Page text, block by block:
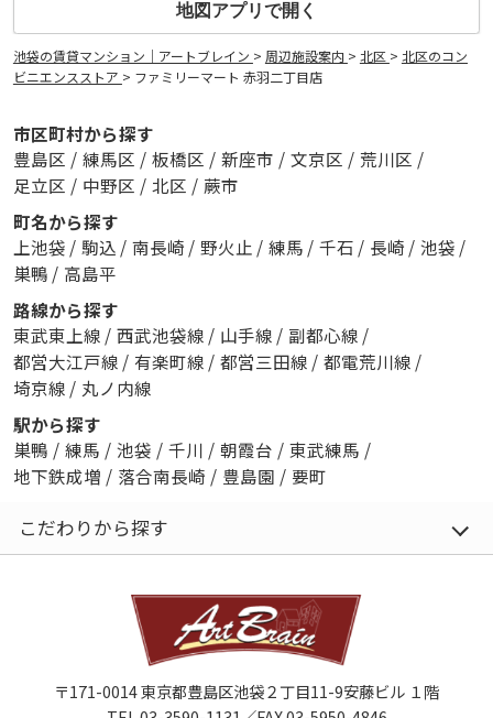
地図アプリで開く
池袋の賃貸マンション｜アートブレイン > 周辺施設案内 > 北区 > 北区のコン
ビニエンスストア > ファミリーマート 赤羽二丁目店
市区町村から探す
豊島区 / 練馬区 / 板橋区 / 新座市 / 文京区 / 荒川区 /
足立区 / 中野区 / 北区 / 蕨市
町名から探す
上池袋 / 駒込 / 南長崎 / 野火止 / 練馬 / 千石 / 長崎 / 池袋 /
巣鴨 / 高島平
路線から探す
東武東上線 / 西武池袋線 / 山手線 / 副都心線 /
都営大江戸線 / 有楽町線 / 都営三田線 / 都電荒川線 /
埼京線 / 丸ノ内線
駅から探す
巣鴨 / 練馬 / 池袋 / 千川 / 朝霞台 / 東武練馬 /
地下鉄成増 / 落合南長崎 / 豊島園 / 要町
こだわりから探す
〒171-0014 東京都豊島区池袋２丁目11-9安藤ビル １階